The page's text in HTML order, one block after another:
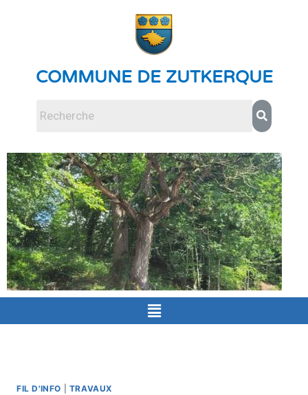
COMMUNE DE ZUTKERQUE
FIL D'INFO TRAVAUX